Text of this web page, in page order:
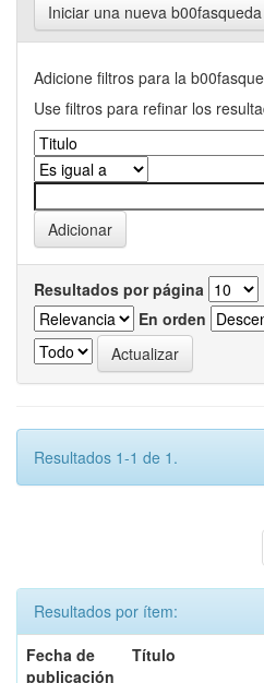
Iniciar una nueva b00fasqueda
Adicione filtros para la
Use filtros para refinar los
Resultados por página
En orden
Resultados 1-1 de 1.
Resultados por ítem:
Fecha de
publicación
Título